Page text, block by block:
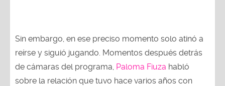
Sin embargo, en ese preciso momento solo atinó a
reírse y siguió jugando. Momentos después detrás
de cámaras del programa, Paloma Fiuza habló
sobre la relación que tuvo hace varios años con